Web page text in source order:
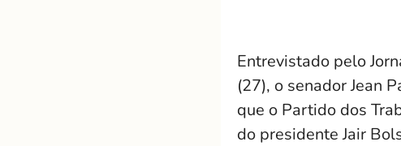
Entrevistado pelo
(27), o senador Jean
que o Partido dos
do presidente Jair